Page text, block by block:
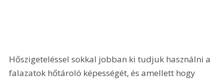
Hőszigeteléssel sokkal jobban ki tudjuk használni a
falazatok hőtároló képességét, és amellett hogy